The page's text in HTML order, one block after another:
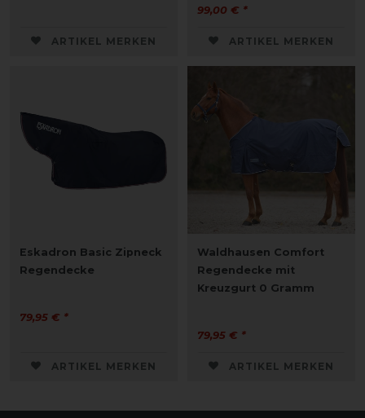
ARTIKEL MERKEN
99,00 € *
ARTIKEL MERKEN
Eskadron Basic Zipneck
Regendecke
79,95 € *
ARTIKEL MERKEN
Waldhausen Comfort
Regendecke mit
Kreuzgurt 0 Gramm
79,95 € *
ARTIKEL MERKEN